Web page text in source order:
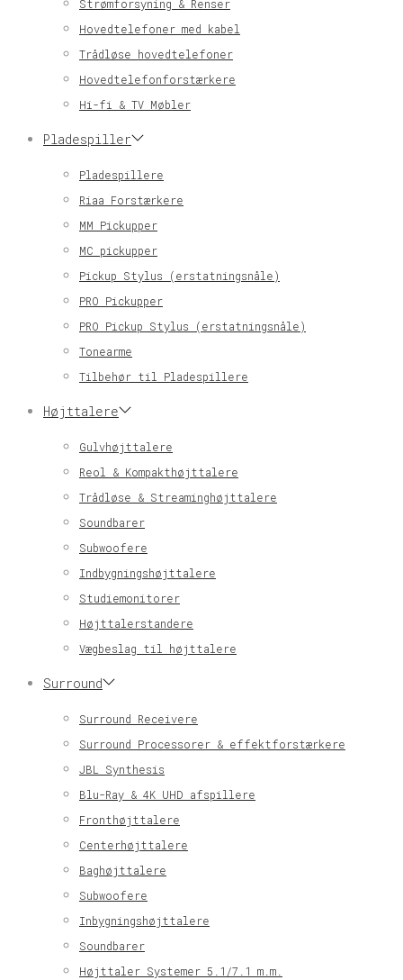
Strømforsyning & Renser
Hovedtelefoner med kabel
Trådløse hovedtelefoner
Hovedtelefonforstærkere
Hi-fi & TV Møbler
Pladespiller
Pladespillere
Riaa Forstærkere
MM Pickupper
MC pickupper
Pickup Stylus (erstatningsnåle)
PRO Pickupper
PRO Pickup Stylus (erstatningsnåle)
Tonearme
Tilbehør til Pladespillere
Højttalere
Gulvhøjttalere
Reol & Kompakthøjttalere
Trådløse & Streaminghøjttalere
Soundbarer
Subwoofere
Indbygningshøjttalere
Studiemonitorer
Højttalerstandere
Vægbeslag til højttalere
Surround
Surround Receivere
Surround Processorer & effektforstærkere
JBL Synthesis
Blu-Ray & 4K UHD afspillere
Fronthøjttalere
Centerhøjttalere
Baghøjttalere
Subwoofere
Inbygningshøjttalere
Soundbarer
Højttaler Systemer 5.1/7.1 m.m.